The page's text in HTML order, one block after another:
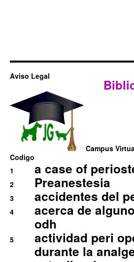
Aviso Legal
Campus
Codigo
1
a case of
2 Preanestesia
3 accidentes del
4
acerca de
odh
5
actividad peri
durante la